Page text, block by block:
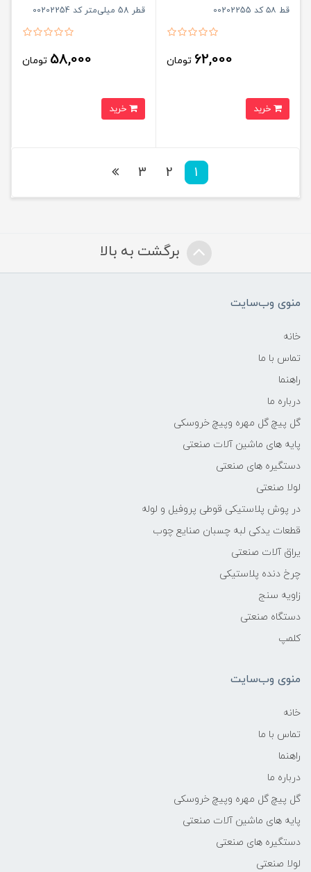
قط ۵۸ کد 00202255
62,000 تومان
قطر 58 میلی‌متر کد 00202254
58,000 تومان
1
2
3
برگشت به بالا
منوی وب‌سایت
خانه
تماس با ما
راهنما
درباره ما
گل پیچ گل مهره وپیچ خروسکی
پایه های ماشین آلات صنعتی
دستگیره های صنعتی
لولا صنعتی
در پوش پلاستیکی قوطی پروفیل و لوله
قطعات یدکی لبه چسبان صنایع چوب
یراق آلات صنعتی
چرخ دنده پلاستیکی
زاویه سنج
دستگاه صنعتی
کلمپ
منوی وب‌سایت
خانه
تماس با ما
راهنما
درباره ما
گل پیچ گل مهره وپیچ خروسکی
پایه های ماشین آلات صنعتی
دستگیره های صنعتی
لولا صنعتی